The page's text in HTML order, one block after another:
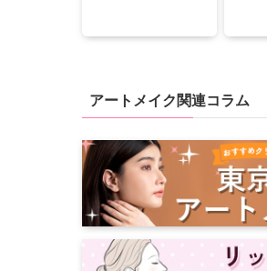
アートメイク関連コラム